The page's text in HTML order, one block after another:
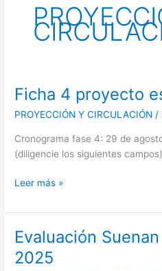
Ficha 4 proyecto
PROYECCIÓN Y CIRCULACIÓN /
Cronograma fase 4: 29 de
(diligencie los siguientes
Ficha
proyecto
escuela
Leer más »
Evaluación
2025
Evaluación
Suenan
los